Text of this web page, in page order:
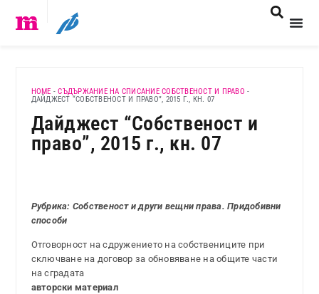
HOME -СЪДЪРЖАНИЕ НА СПИСАНИЕ СОБСТВЕНОСТ И ПРАВО -
ДАЙДЖЕСТ “СОБСТВЕНОСТ И ПРАВО”, 2015 Г., КН. 07
Дайджест “Собственост и
право”, 2015 г., кн. 07
Рубрика: Собственост и други вещни права. Придобивни
способи
Отговорност на сдружението на собствениците при
сключване на договор за обновяване на общите части
на сградата
авторски материал